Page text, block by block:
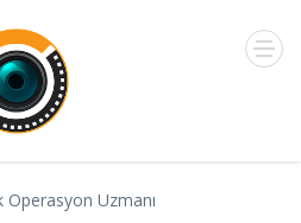
Operasyon Uzmanı